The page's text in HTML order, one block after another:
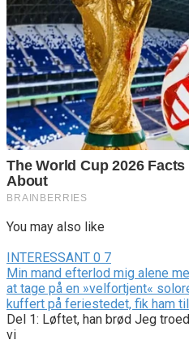
You may also like
INTERESSANT 0 7
Min mand efterlod mig alene
at tage på en »velfortjent«
kuffert på feriestedet, fik ham
Del 1: Løftet, han brød Jeg
vi